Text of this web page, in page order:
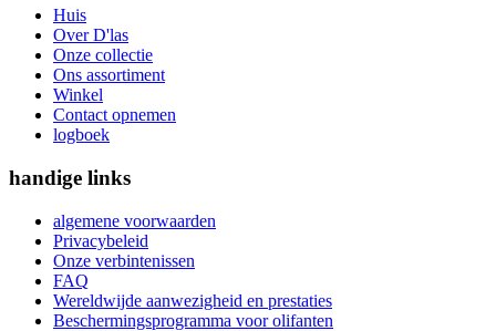
Huis
Over D'las
Onze collectie
Ons assortiment
Winkel
Contact opnemen
logboek
handige links
algemene voorwaarden
Privacybeleid
Onze verbintenissen
FAQ
Wereldwijde aanwezigheid en prestaties
Beschermingsprogramma voor olifanten